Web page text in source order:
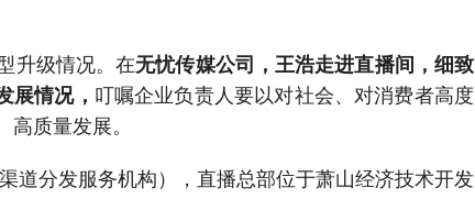
升级情况。在无忧传媒公司，王浩走进直播间 ，细致
展情况， 叮嘱企业负责人要以对社会、对消费者高度
质量发展。
道分发服务机构），直播总部位于萧山经济技术开发